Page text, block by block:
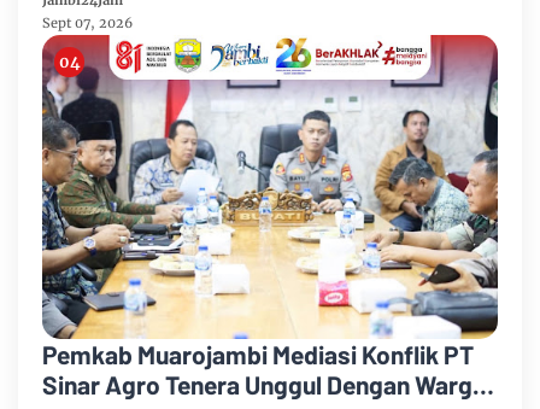
Sept 07, 2026
Pemkab Muarojambi Mediasi Konflik PT
Sinar Agro Tenera Unggul Dengan Warga